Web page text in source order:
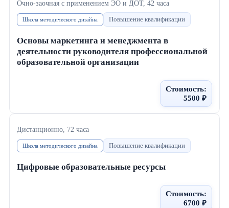
Очно-заочная с применением ЭО и ДОТ, 42 часа
Повышение квалификации
Школа методического дизайна
Основы маркетинга и менеджмента в
деятельности руководителя профессиональной
образовательной организации
Стоимость:
5500 ₽
Дистанционно, 72 часа
Повышение квалификации
Школа методического дизайна
Цифровые образовательные ресурсы
Стоимость:
6700 ₽